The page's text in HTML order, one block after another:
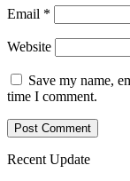
Email *
Website
Save my name,
time I comment.
Recent Update